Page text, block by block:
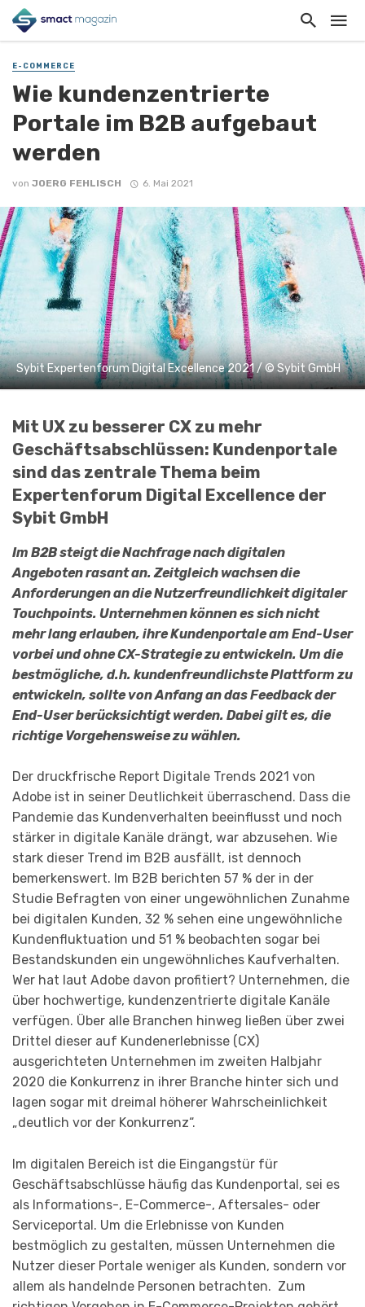
E-COMMERCE
Wie kundenzentrierte
Portale im B2B aufgebaut
werden
von JOERG FEHLISCH 6. Mai 2021
Sybit Expertenforum Digital Excellence 2021 / © Sybit GmbH
Mit UX zu besserer CX zu mehr
Geschäftsabschlüssen: Kundenportale
sind das zentrale Thema beim
Expertenforum Digital Excellence der
Sybit GmbH
Im B2B steigt die Nachfrage nach digitalen
Angeboten rasant an. Zeitgleich wachsen die
Anforderungen an die Nutzerfreundlichkeit digitaler
Touchpoints. Unternehmen können es sich nicht
mehr lang erlauben, ihre Kundenportale am End-User
vorbei und ohne CX-Strategie zu entwickeln. Um die
bestmögliche, d.h. kundenfreundlichste Plattform zu
entwickeln, sollte von Anfang an das Feedback der
End-User berücksichtigt werden. Dabei gilt es, die
richtige Vorgehensweise zu wählen.
Der druckfrische Report Digitale Trends 2021 von
Adobe ist in seiner Deutlichkeit überraschend. Dass die
Pandemie das Kundenverhalten beeinflusst und noch
stärker in digitale Kanäle drängt, war abzusehen. Wie
stark dieser Trend im B2B ausfällt, ist dennoch
bemerkenswert. Im B2B berichten 57 % der in der
Studie Befragten von einer ungewöhnlichen Zunahme
bei digitalen Kunden, 32 % sehen eine ungewöhnliche
Kundenfluktuation und 51 % beobachten sogar bei
Bestandskunden ein ungewöhnliches Kaufverhalten.
Wer hat laut Adobe davon profitiert? Unternehmen, die
über hochwertige, kundenzentrierte digitale Kanäle
verfügen. Über alle Branchen hinweg ließen über zwei
Drittel dieser auf Kundenerlebnisse (CX)
ausgerichteten Unternehmen im zweiten Halbjahr
2020 die Konkurrenz in ihrer Branche hinter sich und
lagen sogar mit dreimal höherer Wahrscheinlichkeit
„deutlich vor der Konkurrenz“.
Im digitalen Bereich ist die Eingangstür für
Geschäftsabschlüsse häufig das Kundenportal, sei es
als Informations-, E-Commerce-, Aftersales- oder
Serviceportal. Um die Erlebnisse von Kunden
bestmöglich zu gestalten, müssen Unternehmen die
Nutzer dieser Portale weniger als Kunden, sondern vor
allem als handelnde Personen betrachten. Zum